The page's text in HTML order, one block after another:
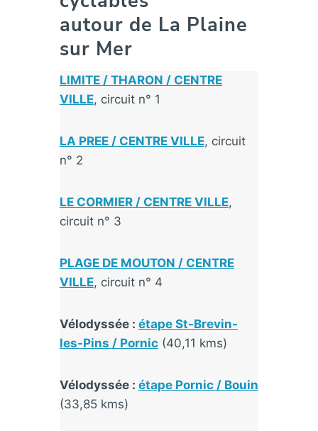
autour de La Plaine
sur Mer
LIMITE / THARON / CENTRE
VILLE, circuit n° 1
LA PREE / CENTRE VILLE, circuit
n° 2
LE CORMIER / CENTRE VILLE,
circuit n° 3
PLAGE DE MOUTON / CENTRE
VILLE, circuit n° 4
Vélodyssée : étape St-Brevin-
les-Pins / Pornic(40,11 kms)
Vélodyssée : étape Pornic / Bouin
(33,85 kms)